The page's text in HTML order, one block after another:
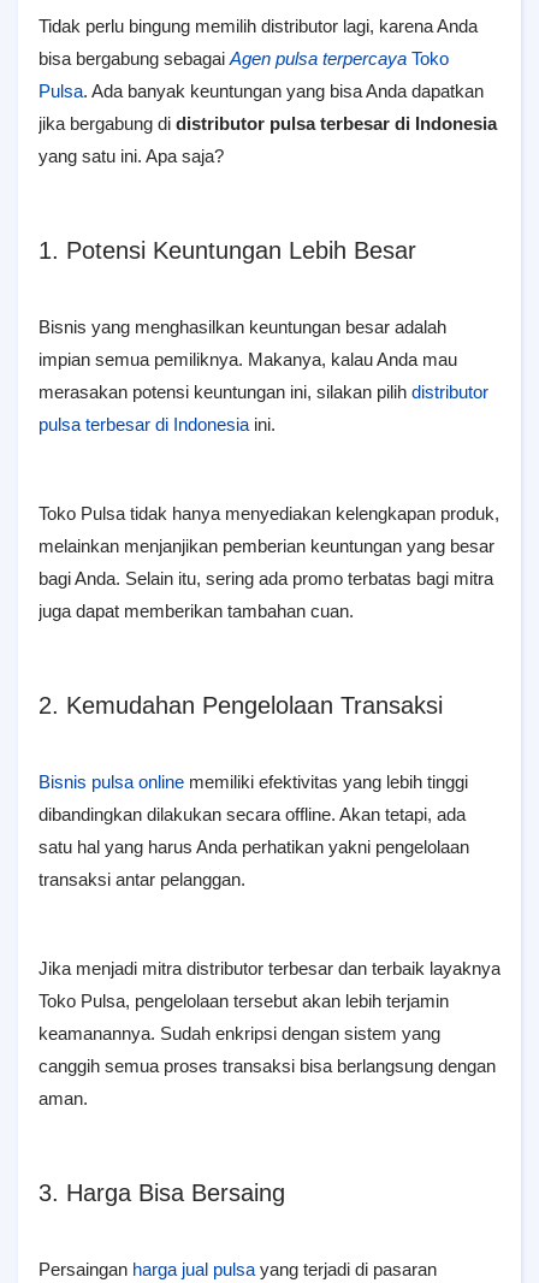
Tidak perlu bingung memilih distributor lagi, karena Anda
bisa bergabung sebagai Agen pulsa terpercaya Toko
Pulsa. Ada banyak keuntungan yang bisa Anda dapatkan
jika bergabung di distributor pulsa terbesar di Indonesia
yang satu ini. Apa saja?
1. Potensi Keuntungan Lebih Besar
Bisnis yang menghasilkan keuntungan besar adalah
impian semua pemiliknya. Makanya, kalau Anda mau
merasakan potensi keuntungan ini, silakan pilih distributor
pulsa terbesar di Indonesia ini.
Toko Pulsa tidak hanya menyediakan kelengkapan produk,
melainkan menjanjikan pemberian keuntungan yang besar
bagi Anda. Selain itu, sering ada promo terbatas bagi mitra
juga dapat memberikan tambahan cuan.
2. Kemudahan Pengelolaan Transaksi
Bisnis pulsa online memiliki efektivitas yang lebih tinggi
dibandingkan dilakukan secara offline. Akan tetapi, ada
satu hal yang harus Anda perhatikan yakni pengelolaan
transaksi antar pelanggan.
Jika menjadi mitra distributor terbesar dan terbaik layaknya
Toko Pulsa, pengelolaan tersebut akan lebih terjamin
keamanannya. Sudah enkripsi dengan sistem yang
canggih semua proses transaksi bisa berlangsung dengan
aman.
3. Harga Bisa Bersaing
Persaingan harga jual pulsa yang terjadi di pasaran